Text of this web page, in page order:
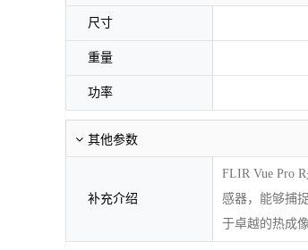
尺寸
重量
功率
其他参数
补充介绍
FLIR Vue Pro
感器，能够捕
于卓越的热成